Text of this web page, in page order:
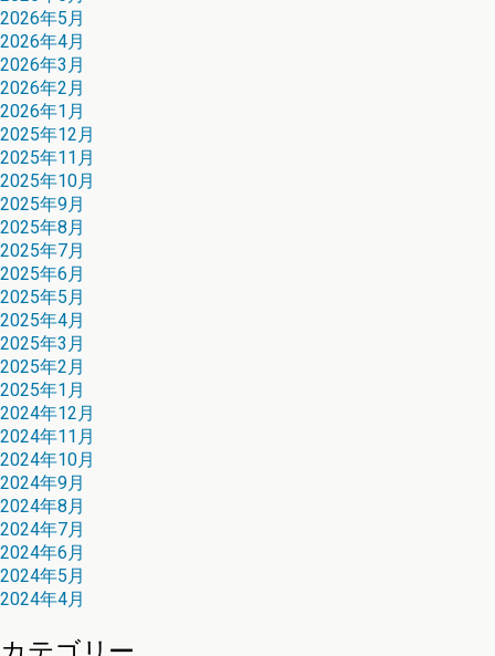
2026年5月
2026年4月
2026年3月
2026年2月
2026年1月
2025年12月
2025年11月
2025年10月
2025年9月
2025年8月
2025年7月
2025年6月
2025年5月
2025年4月
2025年3月
2025年2月
2025年1月
2024年12月
2024年11月
2024年10月
2024年9月
2024年8月
2024年7月
2024年6月
2024年5月
2024年4月